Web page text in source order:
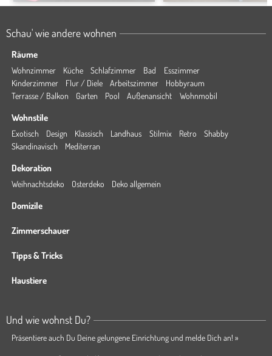
Schau' wie andere wohnen
Räume
Wohnzimmer Küche Schlafzimmer Bad
Esszimmer
Kinderzimmer
Flur / Diele Arbeitszimmer
Hobbyraum
Terrasse / Balkon
Garten Pool Außenansicht Wohnmobil
Wohnstile
Exotisch Design Klassisch Landhaus Stilmix Retro
Shabby
Skandinavisch
Mediterran
Dekoration
Weihnachtsdeko Osterdeko Deko allgemein
Domizile
Zimmerschauer
Tipps & Tricks
Haustiere
Und wie wohnst Du?
Präsentiere auch Du Deine gelungene Einrichtung und melde Dich an! »